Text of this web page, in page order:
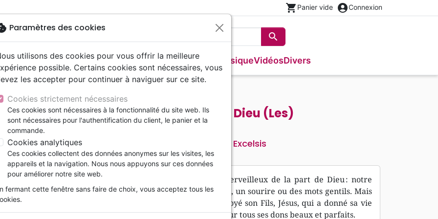
shopping_cart Panier vide account_circleConnexion
search
Rechercher
NouveautésBibles
Testaments
Etude biblique
Segond 21
Segond
NEG
Semeur
Audio-Bibles
Livres
Bandes dessinées
Famille, couple
Souffrance, Relation d'aide
Santé
Recueils de chants
Audio
eBooks
Couple
Découverte de la foi
Méditations
Souffrance, Relation d'aide
Psychologie
Formation
Nouvel Age, Esoterisme
Jeunesse
ans
Adolescents, jeunes
Bibles jeunesse
Musique
Latino, Folk
Soul
Rap, Hip-hop
Instrumental
Louange, Adoration
Hardrock, Métal
Vidéos
animés
conférences
Films, fiction
Documentaires, reportages
Divers
Jeux
Accessoires de Bible
Papeterie
de Dieu (Les)
Meilleurs cadeaux viennent de Dieu (Les)
Référence Excelsis
Description Détails du produit
Tous les jours, nous recevons des cadeaux merveilleux de la part de Dieu : notre
famille, nos amis, un rayon de soleil, des câlins, un sourire ou des mots gentils. Mais
le plus beau cadeau de Dieu, c’est d’avoir envoyé son Fils, Jésus, qui a donné sa vie
pour nous. Comment ne pas remercier Dieu pour tous ses dons beaux et parfaits.
Paramètres des cookies
utilisons des cookies pour vous offrir la meilleure
possible. Certains cookies sont nécessaires, vous
les accepter pour continuer à naviguer sur ce site.
Cookies strictement nécessaires
Ces cookies sont nécessaires à la fonctionnalité du site web. Ils
sont nécessaires pour l'authentification du client, le panier et la
commande.
Cookies analytiques
Ces cookies collectent des données anonymes sur les visites, les
appareils et la navigation. Nous nous appuyons sur ces données
pour améliorer notre site web.
fermant cette fenêtre sans faire de choix, vous acceptez tous les